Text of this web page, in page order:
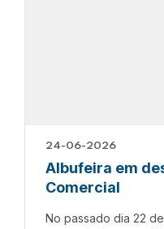
24-06-2026
Albufeira em
Comercial
No passado dia 22